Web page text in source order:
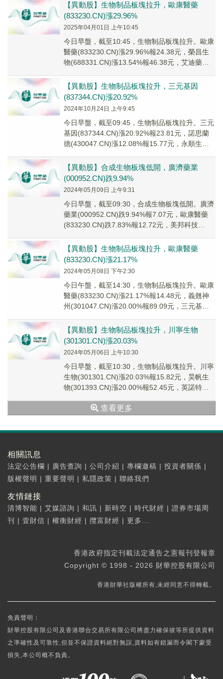
【異動股】生物制品板塊拉升，歐康醫藥
(833230.CN)漲29.96%
2025年04月01日 上午10:45
今日早盤，截至10:45，生物制品板塊拉升。歐康
醫藥(833230.CN)漲29.96%報24.38元，榮昌生
物(688331.CN)漲13.54%報46.38元，艾迪藥業
【異動股】生物制品板塊拉升，三元基因
(837344.CN)漲20.92%
2024年10月24日 上午9:45
今日早盤，截至09:45，生物制品板塊拉升。三元
基因(837344.CN)漲20.92%報23.81元，諾思蘭
德(430047.CN)漲12.08%報15.77元，永順生物
【異動股】合成生物板塊低開，廣濟藥業
(000952.CN)跌9.94%
2024年05月09日 上午9:31
今日早盤，截至09:30，合成生物板塊低開。廣濟
藥業(000952.CN)跌9.94%報7.07元，歐康醫藥
(833230.CN)跌7.83%報12.72元，美邦科技
【異動股】生物制品板塊拉升，歐康醫藥
(833230.CN)漲21.17%
2024年05月08日 下午2:30
今日午盤，截至14:30，生物制品板塊拉升。歐康
醫藥(833230.CN)漲21.17%報14.48元，義翹神
州(301047.CN)漲20.00%報89.09元，三元基因
【異動股】生物制品板塊拉升，川寧生物
(301301.CN)漲20.03%
2024年05月06日 上午10:30
今日早盤，截至10:30，生物制品板塊拉升。川寧
生物(301301.CN)漲20.03%報15.82元，昊帆生
物(301393.CN)漲20.00%報52.45元，英諾特
查看更多
相關訊息
法定公告欄 | 廣告查詢 | 公司介紹 | 專欄邀稿 | 投資者關係 |
版權聲明 | 重要聲明 | 私隱政策 | 聯絡我們
友情鏈接
清博智能 | 艾媒諮詢 | 和訊 | 新時空 | 時代財經 | 證券市場周
刊
| 壹財信 | 權衡財經 | 攬富財經 | 更多...
香港政府指定刊載法定通告之憲報刊登報章
Copyright © 1998 - 2026 財華控股有限公司
香港財華社版權所有,未經同意不得轉載。
免責聲明：
財華控股有限公司及香港聯合交易所有限公司將盡力確保彼等所提供資料
之準確性及可靠性,但並不保證資料絕對無誤,資料如有錯漏而令閣下蒙受
損失,本公司概不負責。